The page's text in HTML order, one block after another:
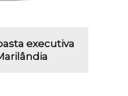
executiva